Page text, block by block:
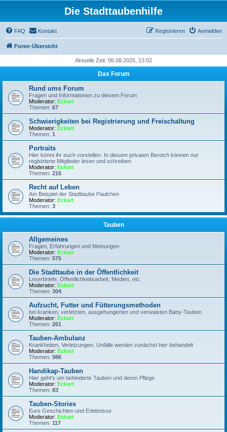
Die Stadttaubenhilfe
FAQ Kontakt Anmelden
Registrieren
Foren-Übersicht
Aktuelle Zeit: 06.08.2026, 13:02
Das Forum
Rund ums Forum
Fragen und Informationen zu diesem Forum
Moderator: Eckart
Themen: 67
Schwierigkeiten bei Registrierung und Freischaltung
Moderator: Eckart
Themen: 1
Portraits
Hier könnt ihr euch vorstellen. In diesem privaten Bereich können nur
registrierte Mitglieder lesen und schreiben
Moderator: Eckart
Themen: 216
Recht auf Leben
Am Beispiel der Stadttaube Paulchen
Moderator: Eckart
Themen: 3
Tauben
Allgemeines
Fragen, Erfahrungen und Meinungen
Moderator: Eckart
Themen: 575
Die Stadttaube in der Öffentlichkeit
Leserbriefe, Öffentlichkeitsarbeit, Medien, etc.
Moderator: Eckart
Themen: 304
Aufzucht, Futter und Fütterungsmethoden
bei kranken, verletzten, ausgehungerten und verwaisten Baby-Tauben
Moderator: Eckart
Themen: 261
Tauben-Ambulanz
Krankheiten, Verletzungen, Unfälle werden zunächst hier behandelt
Moderator: Eckart
Themen: 986
Handikap-Tauben
Hier geht's um behinderte Tauben und deren Pflege
Moderator: Eckart
Themen: 83
Tauben-Stories
Eure Geschichten und Erlebnisse
Moderator: Eckart
Themen: 117